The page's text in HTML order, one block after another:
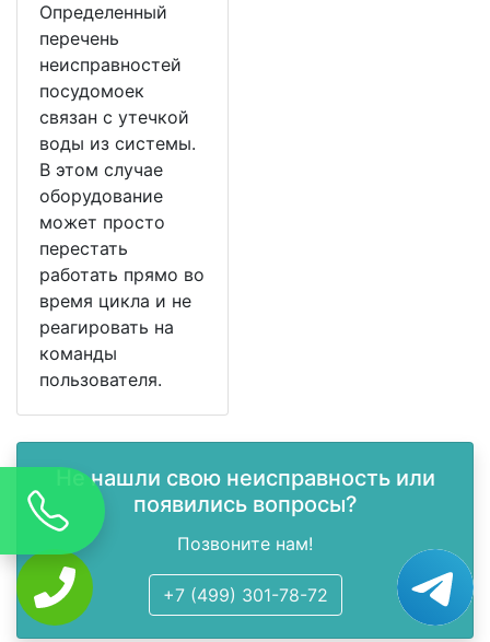
Определенный
перечень
неисправностей
посудомоек
связан с утечкой
воды из системы.
В этом случае
оборудование
может просто
перестать
работать прямо во
время цикла и не
реагировать на
команды
пользователя.
Не нашли свою неисправность или
появились вопросы?
Позвоните нам!
+7 (499) 301-78-72